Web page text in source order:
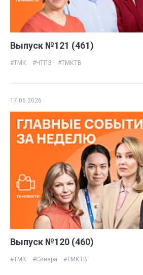
Выпуск №121 (461)
#ТМК #ЧТПЗ #ТМКТВ
17.06.2026
Выпуск №120 (460)
#ТМК #Синара #ТМКТВ